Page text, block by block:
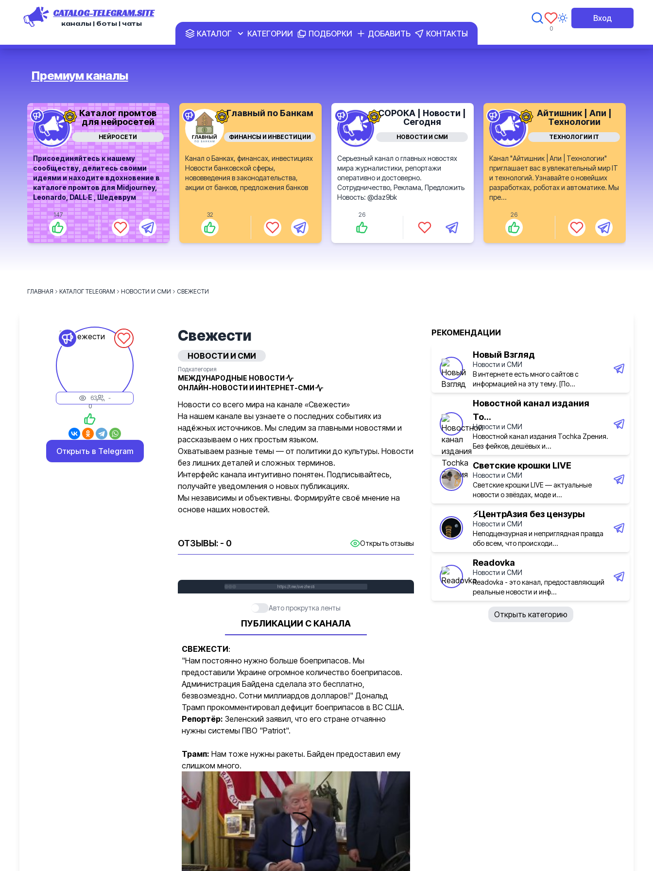
CATALOG-TELEGRAM.SITE
каналы | боты | чаты
0
Вход
КАТАЛОГ
КАТЕГОРИИ ПОДБОРКИ ДОБАВИТЬ КОНТАКТЫ
Премиум каналы
Каталог промтов
для нейросетей
НЕЙРОСЕТИ
Присоединяйтесь к нашему
сообществу, делитесь своими
идеями и находите вдохновение в
каталоге промтов для Midjourney,
Leonardo, DALL·E , Шедеврум
147
Главный по Банкам
ФИНАНСЫ И ИНВЕСТИЦИИ
Канал о Банках, финансах, инвестициях
Новости банковской сферы,
нововведения в законодательства,
акции от банков, предложения банков
32
СОРОКА | Новости |
Сегодня
НОВОСТИ И СМИ
Серьезный канал о главных новостях
мира журналистики, репортажи
оперативно и достоверно.
Сотрудничество, Реклама, Предложить
Новость: @daz9bk
26
Айтишник | Апи |
Технологии
ТЕХНОЛОГИИ IT
Канал "Айтишник | Апи | Технологии"
приглашает вас в увлекательный мир IT
и технологий. Узнавайте о новейших
разработках, роботах и автоматике. Мы
пре...
26
ГЛАВНАЯ КАТАЛОГ TELEGRAM НОВОСТИ И СМИ СВЕЖЕСТИ
63
-
0
Открыть в Telegram
Свежести
НОВОСТИ И СМИ
Подкатегория
МЕЖДУНАРОДНЫЕ НОВОСТИ
ОНЛАЙН-НОВОСТИ И ИНТЕРНЕТ-СМИ
Новости со всего мира на канале «Свежести»
На нашем канале вы узнаете о последних событиях из
надёжных источников. Мы следим за главными новостями и
рассказываем о них простым языком.
Охватываем разные темы — от политики до культуры. Новости
без лишних деталей и сложных терминов.
Интерфейс канала интуитивно понятен. Подписывайтесь,
получайте уведомления о новых публикациях.
Мы независимы и объективны. Формируйте своё мнение на
основе наших новостей.
ОТЗЫВЫ: - 0 Открыть отзывы
https://t.me/svezhesti
Авто прокрутка ленты
ПУБЛИКАЦИИ С КАНАЛА
СВЕЖЕСТИ:
"Нам постоянно нужно больше боеприпасов. Мы
предоставили Украине огромное количество боеприпасов.
Администрация Байдена сделала это бесплатно,
безвозмездно. Сотни миллиардов долларов!" Дональд
Трамп прокомментировал дефицит боеприпасов в ВС США.
Репортëр: Зеленский заявил, что его стране отчаянно
нужны системы ПВО "Patriot".
Трамп: Нам тоже нужны ракеты. Байден предоставил ему
слишком много.
РЕКОМЕНДАЦИИ
Новый Взгляд
Новости и СМИ
В интернете есть много сайтов с
информацией на эту тему. [По...
Новостной канал издания
To...
Новости и СМИ
Новостной канал издания Tochka Zрения.
Без фейков, дешёвых и...
Светские крошки LIVE
Новости и СМИ
Светские крошки LIVE — актуальные
новости о звёздах, моде и...
⚡️ЦентрАзия без цензуры
Новости и СМИ
Неподцензурная и неприглядная правда
обо всем, что происходи...
Readovka
Новости и СМИ
Readovka - это канал, предоставляющий
реальные новости и инф...
Открыть категорию